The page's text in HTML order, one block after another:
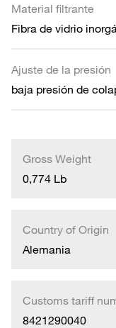
Material filtrante
Fibra de vidrio
Ajuste de la presión
baja presión de
Gross Weight
0,774 Lb
Country of Origin
Alemania
Customs tariff
8421290040